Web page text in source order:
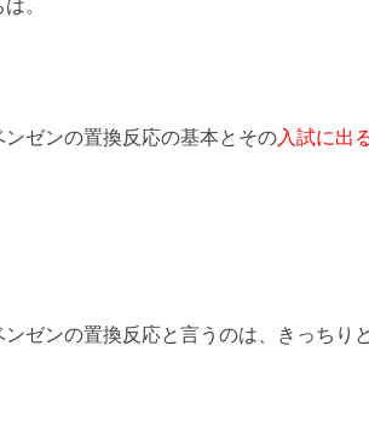
。
ンゼンの置換反応の基本とその入試に出
ンゼンの置換反応と言うのは、きっちり